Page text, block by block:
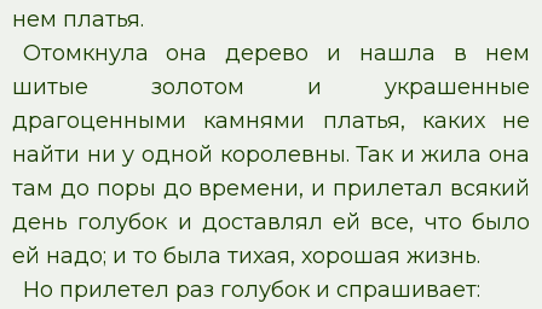
нем платья.
Отомкнула она дерево и нашла в нем
шитые золотом и украшенные
драгоценными камнями платья, каких не
найти ни у одной королевны. Так и жила она
там до поры до времени, и прилетал всякий
день голубок и доставлял ей все, что было
ей надо; и то была тихая, хорошая жизнь.
Но прилетел раз голубок и спрашивает: